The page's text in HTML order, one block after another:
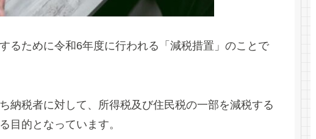
るために令和6年度に行われる「減税措置」のことで
納税者に対して、所得税及び住民税の一部を減税する
目的となっています。